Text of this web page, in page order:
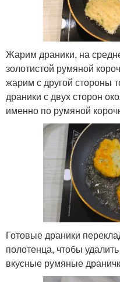
Жарим драники, на
золотистой румяной
жарим с другой стороны
драники с двух сторон
именно по румяной
Готовые драники
полотенца, чтобы
вкусные румяные